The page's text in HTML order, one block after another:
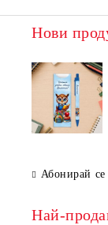
Нови
Абонирай се
Най-